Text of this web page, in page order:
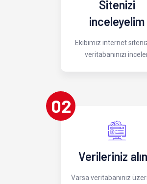
Sitenizi
inceleyelim
Ekibimiz internet
veritabanınızı
02
Verileriniz
Varsa veritabanınız